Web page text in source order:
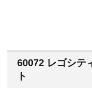
60072 レゴシテ
ト